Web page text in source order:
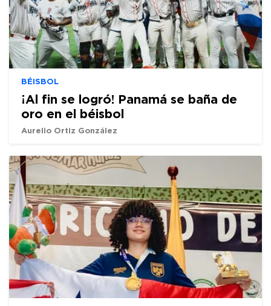
BÉISBOL
¡Al fin se logró! Panamá se baña de
oro en el béisbol
Aurelio Ortiz González